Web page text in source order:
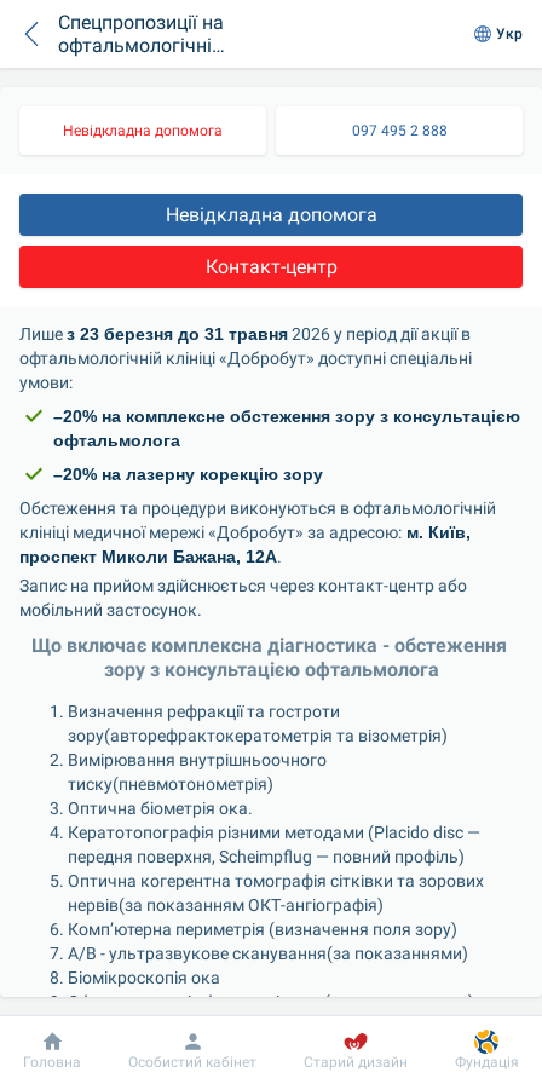
Спецпропозиції на
офтальмологічні
послуги
Укр
Невідкладна допомога 097 495 2 888
Невідкладна допомога
Контакт-центр
Лише з 23 березня до 31 травня 2026 у період дії акції в
офтальмологічній клініці «Добробут» доступні спеціальні
умови:
–20% на комплексне обстеження зору з консультацією
офтальмолога
–20% на лазерну корекцію зору
Обстеження та процедури виконуються в офтальмологічній
клініці медичної мережі «Добробут» за адресою: м. Київ,
проспект Миколи Бажана, 12А.
Запис на прийом здійснюється через контакт-центр або
мобільний застосунок.
Що включає комплексна діагностика - обстеження
зору з консультацією офтальмолога
Визначення рефракції та гостроти
зору(авторефрактокератометрія та візометрія)
Вимірювання внутрішньоочного
тиску(пневмотонометрія)
Оптична біометрія ока.
Кератотопографія різними методами (Placido disc —
передня поверхня, Scheimpflug — повний профіль)
Оптична когерентна томографія сітківки та зорових
нервів(за показанням ОКТ-ангіографія)
Комп’ютерна периметрія (визначення поля зору)
А/В - ультразвукове сканування(за показаннями)
Біомікроскопія ока
Офтальмоскопія фундус-лінзою (огляд очного дна)
Спеціальні ціни на комплексну діагностику
Комплексне офтальмологічне обстеження
Добробут Інформація Пацієнту
Головна Особистий кабінет Старий дизайн Фундація